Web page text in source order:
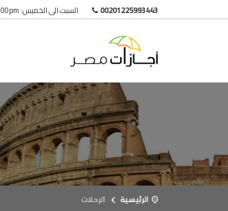
00201225993443 السبت الى الخميس: 9.00am - 5.00pm
الرئيسية الرحلات